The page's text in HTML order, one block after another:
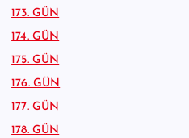
173. GÜN
174. GÜN
175. GÜN
176. GÜN
177. GÜN
178. GÜN